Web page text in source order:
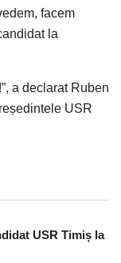
facem
la
a declarat Ruben
USR
USR Timiș la